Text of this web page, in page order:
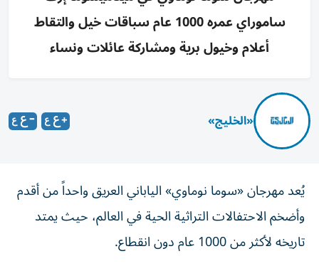
ساموراي عمره 1000 عام سباقات خيل والتقاط
أعلام وخيول برية ومشاركة عائلات ونساء
«الخليج»
يُعد مهرجان «سوما نوماوي» الياباني العريق واحداً من أقدم
وأضخم الاحتفالات التراثية الحية في العالم، حيث يمتد
تاريخه لأكثر من 1000 عام دون انقطاع.